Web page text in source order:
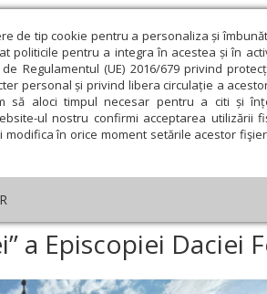
de tip cookie pentru a personaliza și
politicile pentru a integra în acestea și în
Regulamentul (UE) 2016/679 privind
personal și privind libera circulație a
să aloci timpul necesar pentru a citi și
ul nostru confirmi acceptarea utilizării
modifica în orice moment setările acestor
omagial Comunicate de presă
și spiritualitate Educaţie și
„Tabăra bucuriei” a Episcopiei Daciei Felix
a Episcopiei Daciei